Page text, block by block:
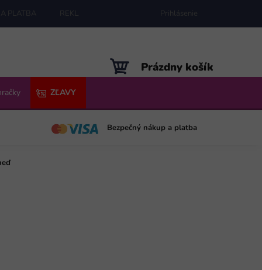
PLATBA REKLAMÁCIE MAPA SERVERU
Prihlásenie
NÁKUPNÝ
KOŠÍK
Prázdny košík
ZĽAVY
Bezpečný nákup a platba